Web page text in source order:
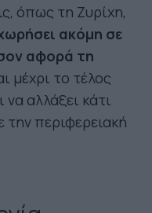
όπως τη Ζυρίχη,
ακόμη σε
αφορά τη
μέχρι το τέλος
αλλάξει κάτι
περιφερειακή